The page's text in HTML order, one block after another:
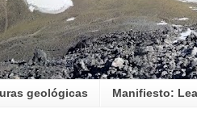
geológicas Manifiesto: